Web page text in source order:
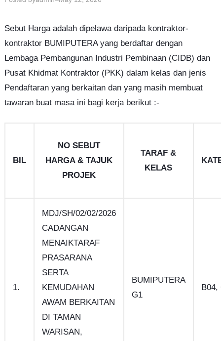
Sebut Harga adalah dipelawa daripada kontraktor-
kontraktor BUMIPUTERA yang berdaftar dengan
Lembaga Pembangunan Industri Pembinaan (CIDB) dan
Pusat Khidmat Kontraktor (PKK) dalam kelas dan jenis
Pendaftaran yang berkaitan dan yang masih membuat
tawaran buat masa ini bagi kerja berikut :-
BIL
NO SEBUT
HARGA & TAJUK
PROJEK
TARAF &
KELAS
1.
MDJ/SH/02/02/2026
CADANGAN
MENAIKTARAF
PRASARANA
SERTA
KEMUDAHAN
AWAM BERKAITAN
DI TAMAN
WARISAN,
BUMIPUTERA
G1
B04,